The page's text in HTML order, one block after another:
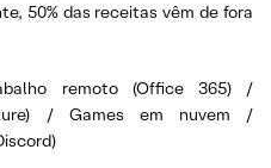
50% das receitas vêm de fora
remoto (Office 365) /
/ Games em nuvem /